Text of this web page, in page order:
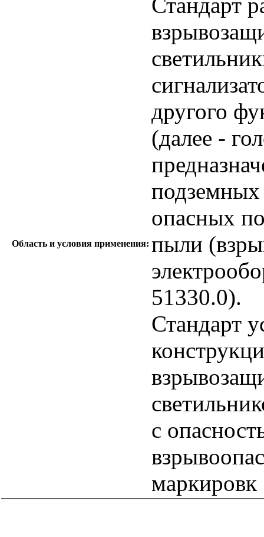
Область и условия применения:
Стандарт
другого
(далее -
подземных
опасных
пыли
51330.0).
Стандарт
с
маркировк